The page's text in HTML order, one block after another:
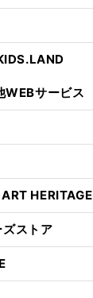
WEBサービス
HERITAGE
ストア